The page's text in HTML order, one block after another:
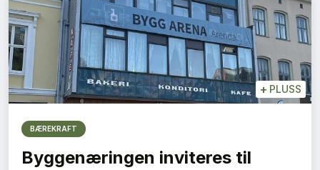
+ PLUSS
BÆREKRAFT
Byggenæringen inviteres til